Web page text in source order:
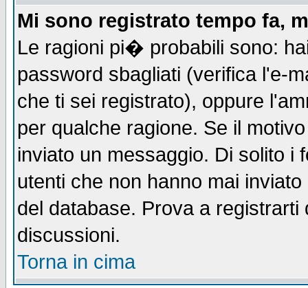
Mi sono registrato tempo fa,
Le ragioni pi� probabili sono:
password sbagliati (verifica l'e-
che ti sei registrato), oppure
per qualche ragione. Se il
inviato un messaggio. Di solito i
utenti che non hanno mai
del database. Prova a
discussioni.
Torna in cima